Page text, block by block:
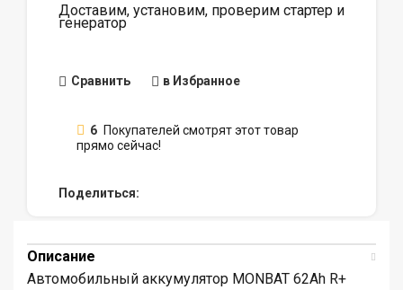
Доставим, установим, проверим стартер и
генератор
Сравнить в Избранное
6 Покупателей смотрят этот товар
прямо сейчас!
Поделиться:
Описание
Автомобильный аккумулятор MONBAT 62Ah R+